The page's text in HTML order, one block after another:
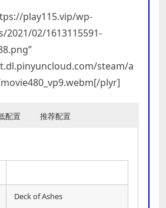
play115.vip/wp-
02/1613115591-
steam/a
plyr]
配置 推荐配置
Deck of Ashes